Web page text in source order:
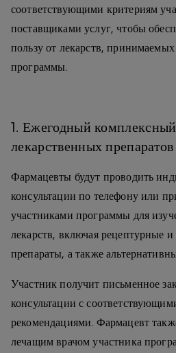
соответствующими критериям
поставщиками услуг, чтобы
пользу от лекарств,
программы.
1. Ежегодный
лекарственных
Фармацевты будут проводить
консультации по телефону или
участниками программы для
лекарств, включая рецептурные
препараты, а также
Участник получит письменное
консультации с
рекомендациями. Фармацевт
лечащим врачом участника